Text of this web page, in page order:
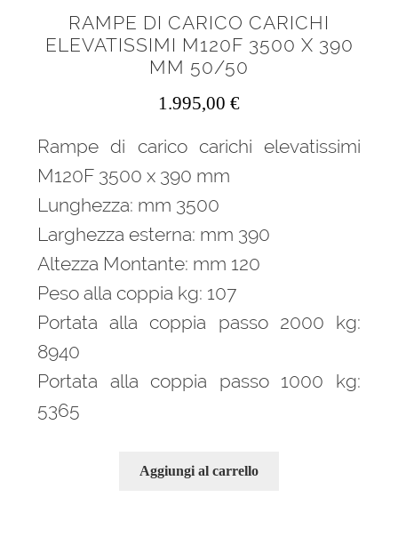
RAMPE DI CARICO CARICHI
ELEVATISSIMI M120F 3500 X 390
MM 50/50
1.995,00 €
Rampe di carico carichi elevatissimi
M120F 3500 x 390 mm
Lunghezza: mm 3500
Larghezza esterna: mm 390
Altezza Montante: mm 120
Peso alla coppia kg: 107
Portata alla coppia passo 2000 kg:
8940
Portata alla coppia passo 1000 kg:
5365
Aggiungi al carrello